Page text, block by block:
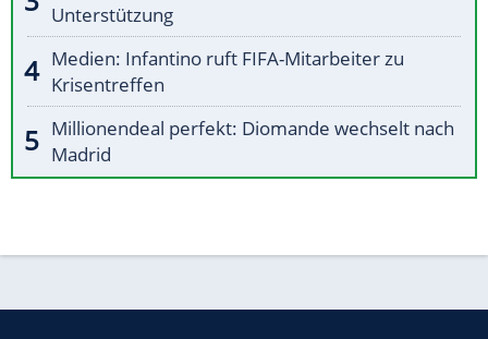
Unterstützung
Medien: Infantino ruft FIFA-Mitarbeiter zu
Krisentreffen
Millionendeal perfekt: Diomande wechselt nach
Madrid